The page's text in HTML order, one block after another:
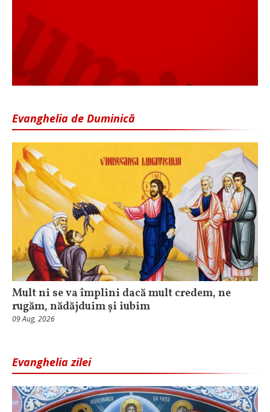
Evanghelia de Duminică
Mult ni se va împlini dacă mult credem, ne
rugăm, nădăjduim și iubim
09 Aug, 2026
Evanghelia zilei